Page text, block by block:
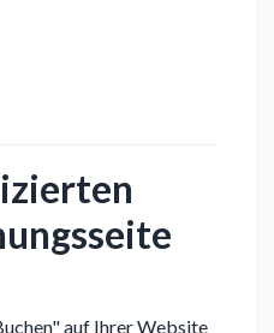
auf Ihrer Website